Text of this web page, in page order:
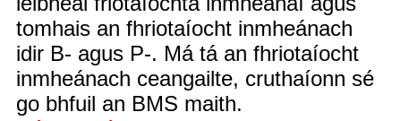
tomhais an fhriotaíocht inmheánach
idir B- agus P-. Má tá an fhriotaíocht
inmheánach ceangailte, cruthaíonn sé
go bhfuil an BMS maith.